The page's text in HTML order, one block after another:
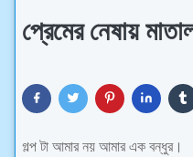
প্রেমের নেষায়
গল্প টা আমার নয় আমার এক বন্ধুর।